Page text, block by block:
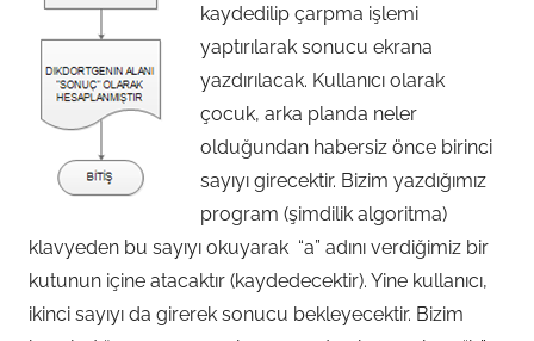
kaydedilip çarpma işlemi
yaptırılarak sonucu ekrana
yazdırılacak. Kullanıcı olarak
çocuk, arka planda neler
olduğundan habersiz önce birinci
sayıyı girecektir. Bizim yazdığımız
program (şimdilik algoritma)
klavyeden bu sayıyı okuyarak “a” adını verdiğimiz bir
kutunun içine atacaktır (kaydedecektir). Yine kullanıcı,
ikinci sayıyı da girerek sonucu bekleyecektir. Bizim